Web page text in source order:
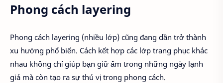
Phong cách layering
Phong cách layering (nhiều lớp) cũng đang dần trở thành
xu hướng phổ biến. Cách kết hợp các lớp trang phục khác
nhau không chỉ giúp bạn giữ ấm trong những ngày lạnh
giá mà còn tạo ra sự thú vị trong phong cách.